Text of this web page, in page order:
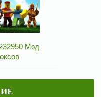
Мод